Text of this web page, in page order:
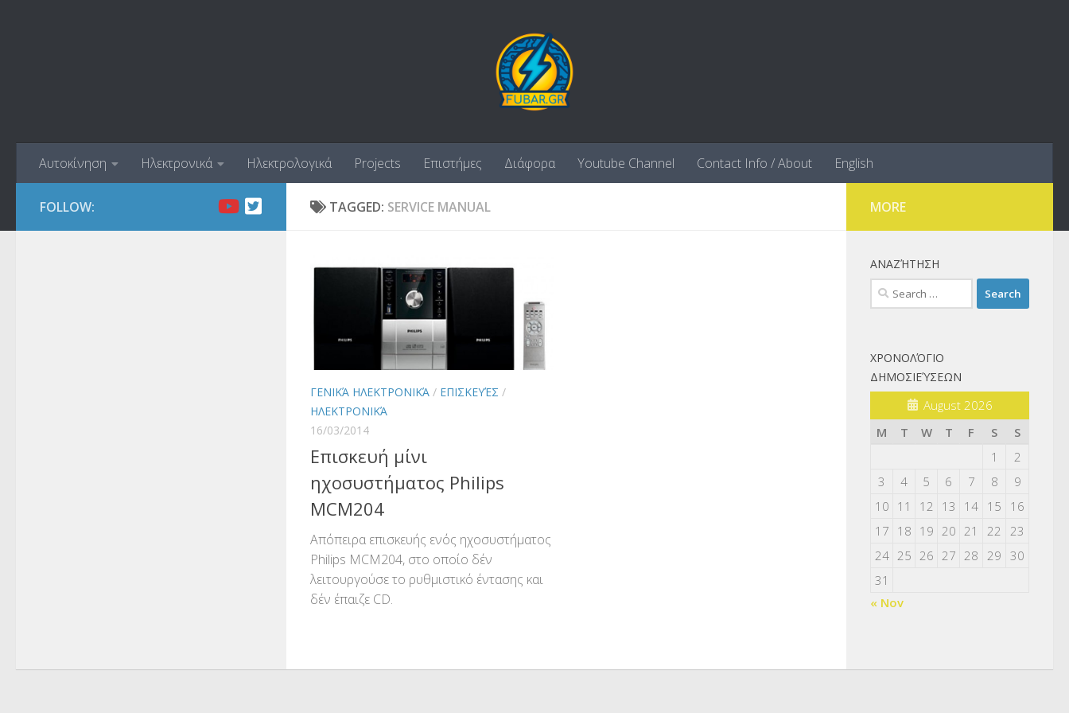
Αυτοκίνηση Ηλεκτρονικά Ηλεκτρολογικά Projects Επιστήμες Διάφορα Youtube Channel Contact Info / About English
TAGGED: SERVICE MANUAL
ΓΕΝΙΚΆ ΗΛΕΚΤΡΟΝΙΚΆ / ΕΠΙΣΚΕΥΈΣ /
ΗΛΕΚΤΡΟΝΙΚΆ
16/03/2014
Επισκευή μίνι
ηχοσυστήματος Philips
MCM204
Απόπειρα επισκευής ενός ηχοσυστήματος
Philips MCM204, στο οποίο δέν
λειτουργούσε το ρυθμιστικό έντασης και
δέν έπαιζε CD.
FOLLOW: MORE
ΑΝΑΖΉΤΗΣΗ
Search
for:
ΧΡΟΝΟΛΌΓΙΟ
ΔΗΜΟΣΙΕΎΣΕΩΝ
August 2026
M
T W T F S
S
1
2
3
4 5 6 7 8
9
10 11 12 13 14 15
16
17 18 19 20 21 22 23
24 25 26 27 28 29 30
31
« Nov